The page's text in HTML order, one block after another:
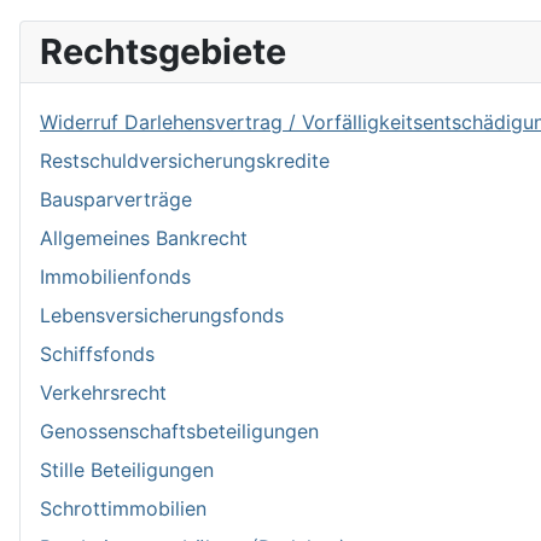
Rechtsgebiete
Widerruf Darlehensvertrag /
Restschuldversicherungskredite
Bausparverträge
Allgemeines Bankrecht
Immobilienfonds
Lebensversicherungsfonds
Schiffsfonds
Verkehrsrecht
Genossenschaftsbeteiligungen
Stille Beteiligungen
Schrottimmobilien